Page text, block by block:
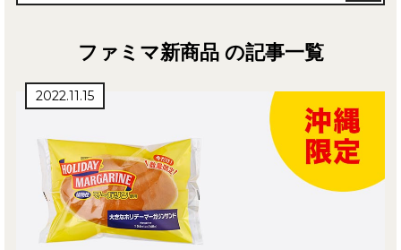
ファミマ新商品 の記事一覧
2022.11.15